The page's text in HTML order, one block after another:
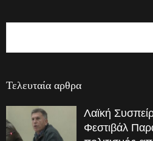
Τελευταία αρθρα
Λαϊκή
Φεστιβάλ